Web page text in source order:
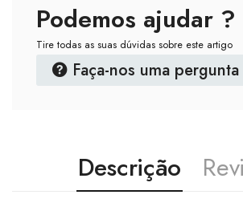
Podemos ajudar ?
Tire todas as suas dúvidas sobre este artigo
Faça-nos uma pergunta
Descrição